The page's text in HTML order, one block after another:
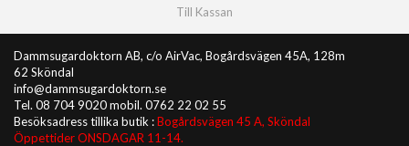
Till Kassan
Dammsugardoktorn AB, c/o AirVac, Bogårdsvägen 45A, 128m
62 Sköndal
info@dammsugardoktorn.se
Tel. 08 704 9020 mobil. 0762 22 02 55
Besöksadress tillika butik :Bogårdsvägen 45 A, Sköndal
Öppettider ONSDAGAR 11-14.